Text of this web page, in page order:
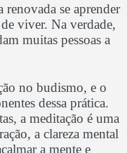
renovada se aprender
viver. Na verdade,
muitas pessoas a
no budismo, e o
dessa prática.
a meditação é uma
a clareza mental
a mente e